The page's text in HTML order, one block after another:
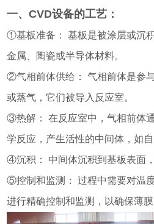
一、CVD设备的工艺：
①基板准备： 基板是被涂层或沉
金属、陶瓷或半导体材料。
②气相前体供给： 气相前体是参
或蒸气，它们被导入反应室。
③热解： 在反应室中，气相前体
学反应，产生活性的中间体，如自
④沉积： 中间体沉积到基板表面
⑤控制和监测： 过程中需要对温
进行精确控制和监测，以确保薄膜